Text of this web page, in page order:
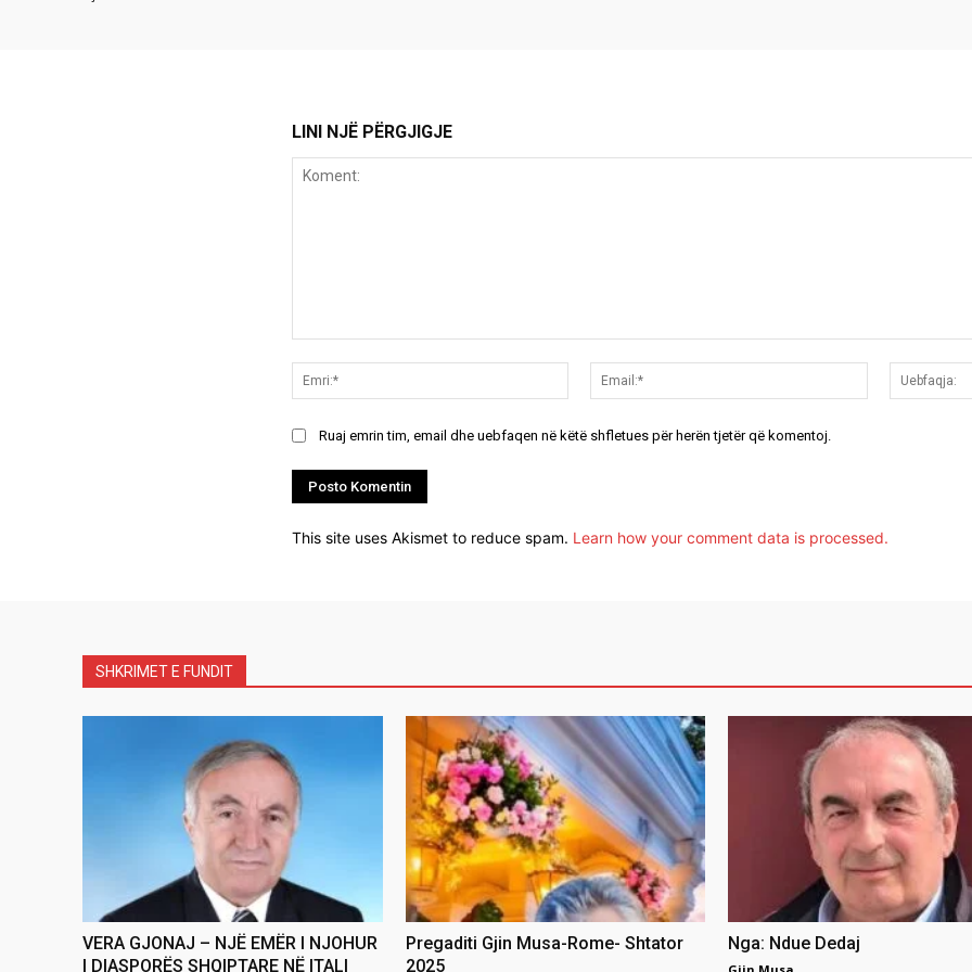
LINI NJË PËRGJIGJE
Emri:*
Email:*
Ruaj emrin tim, email dhe uebfaqen në këtë shfletues për herën tjetër që komentoj.
This site uses Akismet to reduce spam. Learn how your comment data is processed.
SHKRIMET E FUNDIT
VERA GJONAJ – NJË EMËR I NJOHUR
I DIASPORËS SHQIPTARE NË ITALI
Pregaditi Gjin Musa-Rome- Shtator
2025
Nga: Ndue Dedaj